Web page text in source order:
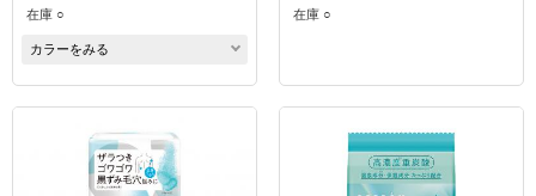
在庫 ○
カラーをみる
在庫 ○